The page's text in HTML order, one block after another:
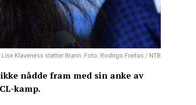
Klaveness støtter Brann. Foto: Rodrigo Freitas / NTB
nådde fram med sin anke av
kamp.